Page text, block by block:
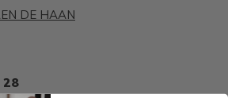
DE HAAN
168